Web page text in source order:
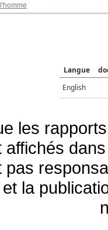
Langue
English
les
affichés
pas
la